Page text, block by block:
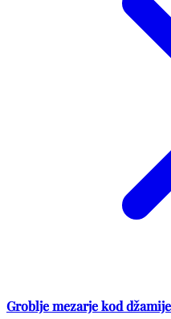
Groblje mezarje kod